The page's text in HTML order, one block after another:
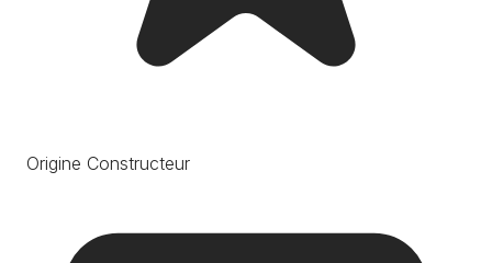
Origine Constructeur